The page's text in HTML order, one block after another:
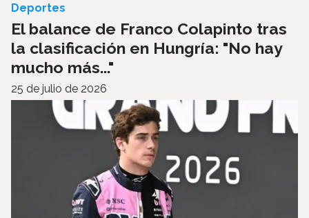
El balance de Franco Colapinto tras
la clasificación en Hungría: "No hay
mucho más..."
Deportes
25 de julio de 2026